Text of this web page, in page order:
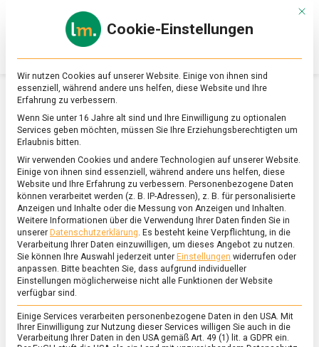
Online-
Magazin
zu
&
Ernährung
SCHLAGWORT:GERSTENMALZ
Mit
Cookie-Einstellungen
Wir nutzen Cookies auf unserer Website. Einige von ihnen sind
essenziell, während andere uns helfen, diese Website und Ihre
Erfahrung zu verbessern.
Wenn Sie unter 16 Jahre alt sind und Ihre Einwilligung zu optionalen
Services geben möchten, müssen Sie Ihre Erziehungsberechtigten um
Erlaubnis bitten.
Wir verwenden Cookies und andere Technologien auf unserer Website.
Einige von ihnen sind essenziell, während andere uns helfen, diese
Website und Ihre Erfahrung zu verbessern. Personenbezogene Daten
können verarbeitet werden (z. B. IP-Adressen), z. B. für personalisierte
Anzeigen und Inhalte oder die Messung von Anzeigen und Inhalten.
Weitere Informationen über die Verwendung Ihrer Daten finden Sie in
unserer Datenschutzerklärung. Es besteht keine Verpflichtung, in die
Verarbeitung Ihrer Daten einzuwilligen, um dieses Angebot zu nutzen.
Sie können Ihre Auswahl jederzeit unter Einstellungen widerrufen oder
anpassen. Bitte beachten Sie, dass aufgrund individueller
Einstellungen möglicherweise nicht alle Funktionen der Website
verfügbar sind.
Einige Services verarbeiten personenbezogene Daten in den USA. Mit
Ihrer Einwilligung zur Nutzung dieser Services willigen Sie auch in die
Verarbeitung Ihrer Daten in den USA gemäß Art. 49 (1) lit. a GDPR ein.